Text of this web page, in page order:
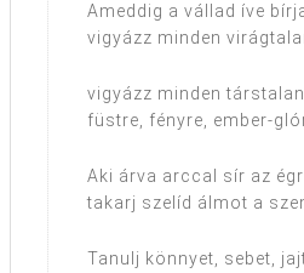
Ameddig a vállad íve
vigyázz minden
vigyázz minden
füstre, fényre, ember-
Aki árva arccal sír az
takarj szelíd álmot a
Tanulj könnyet, sebet,